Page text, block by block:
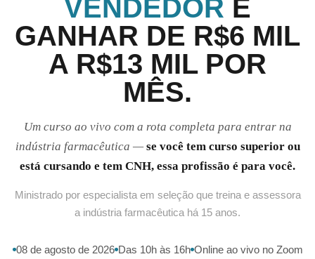
VENDEDOR E
GANHAR DE R$6 MIL
A R$13 MIL POR
MÊS.
Um curso ao vivo com a rota completa para entrar na
indústria farmacêutica —se você tem curso superior ou
está cursando e tem CNH, essa profissão é para você.
Ministrado por especialista em seleção que treina e assessora
a indústria farmacêutica há 15 anos.
08 de agosto de 2026 Das 10h às 16h Online ao vivo no Zoom